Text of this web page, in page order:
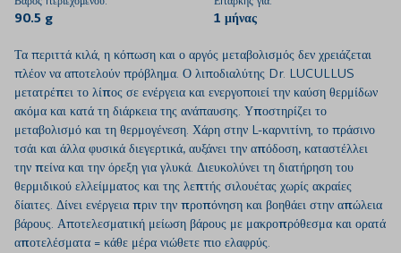
90.5 g 1 μήνας
Τα περιττά κιλά, η κόπωση και ο αργός μεταβολισμός δεν χρειάζεται
πλέον να αποτελούν πρόβλημα. Ο λιποδιαλύτης Dr. LUCULLUS
μετατρέπει το λίπος σε ενέργεια και ενεργοποιεί την καύση θερμίδων
ακόμα και κατά τη διάρκεια της ανάπαυσης. Υποστηρίζει το
μεταβολισμό και τη θερμογένεση. Χάρη στην L-καρνιτίνη, το πράσινο
τσάι και άλλα φυσικά διεγερτικά, αυξάνει την απόδοση, καταστέλλει
την πείνα και την όρεξη για γλυκά. Διευκολύνει τη διατήρηση του
θερμιδικού ελλείμματος και της λεπτής σιλουέτας χωρίς ακραίες
δίαιτες. Δίνει ενέργεια πριν την προπόνηση και βοηθάει στην απώλεια
βάρους. Αποτελεσματική μείωση βάρους με μακροπρόθεσμα και ορατά
αποτελέσματα = κάθε μέρα νιώθετε πιο ελαφρύς.